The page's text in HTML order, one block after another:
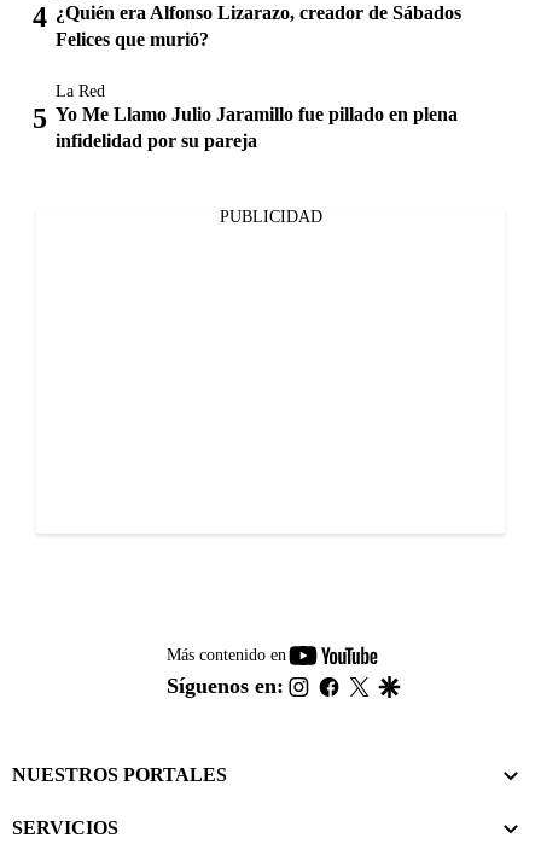
¿Quién era Alfonso Lizarazo, creador de Sábados
Felices que murió?
La Red
Yo Me Llamo Julio Jaramillo fue pillado en plena
infidelidad por su pareja
PUBLICIDAD
Más contenido en
youtube-
footer
Síguenos en: instagram
facebook
twitter
NUESTROS PORTALES
SERVICIOS